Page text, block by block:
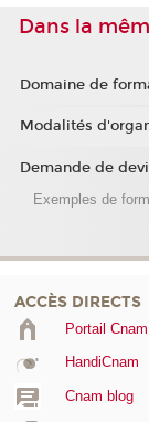
Dans la
Domaine de
Modalités
Demande de
Exemples de
ACCÈS DIRECTS
Portail Cnam
HandiCnam
Cnam blog